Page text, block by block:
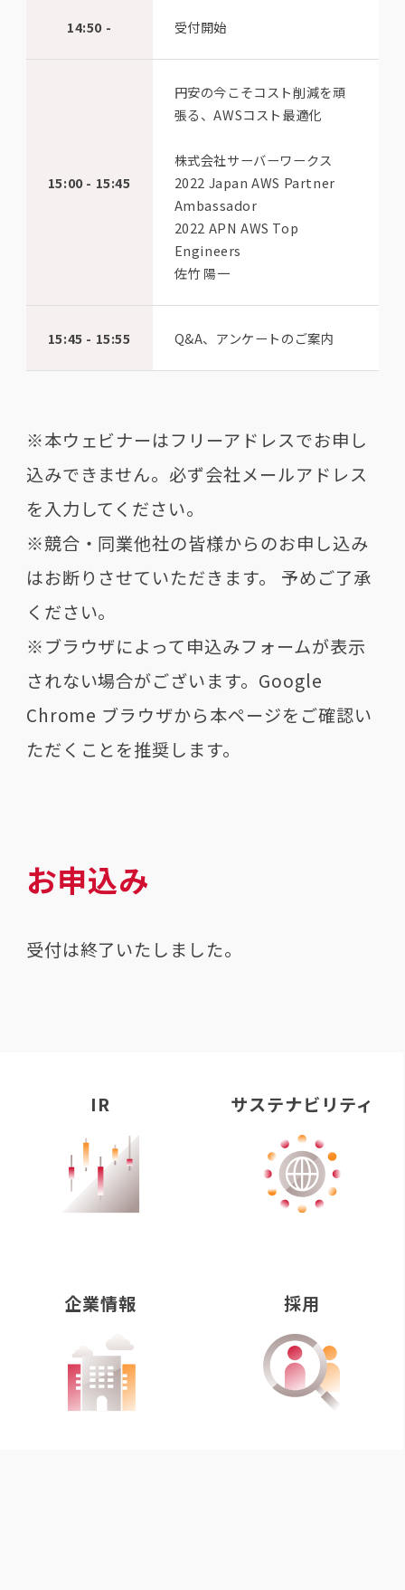
14:50 - 受付開始
15:00 - 15:45
円安の今こそコスト削減を頑
張る、AWSコスト最適化
株式会社サーバーワークス
2022 Japan AWS Partner
Ambassador
2022 APN AWS Top
Engineers
佐竹 陽一
15:45 - 15:55 Q&A、アンケートのご案内
※本ウェビナーはフリーアドレスでお申し
込みできません。必ず会社メールアドレス
を入力してください。
※競合・同業他社の皆様からのお申し込み
はお断りさせていただきます。 予めご了承
ください。
※ブラウザによって申込みフォームが表示
されない場合がございます。Google
Chrome ブラウザから本ページをご確認い
ただくことを推奨します。
お申込み
受付は終了いたしました。
IR サステナビリティ
企業情報 採用